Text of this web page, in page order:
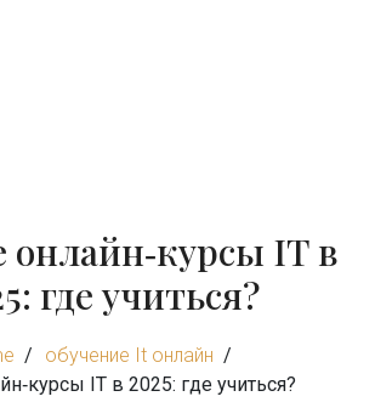
IT в
где учиться?
обучение It онлайн
IT в 2025: где учиться?